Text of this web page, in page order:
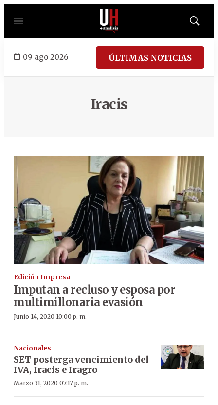
Menú
Mostrar
09 ago 2026 ÚLTIMAS NOTICIAS
Iracis
Edición Impresa
Imputan a recluso y esposa por
multimillonaria evasión
Junio 14, 2020 10:00 p. m.
Nacionales
SET posterga vencimiento del
IVA, Iracis e Iragro
Marzo 31, 2020 07:17 p. m.